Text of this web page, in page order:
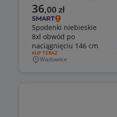
Aktualna cena
36,00 zł
Spodenki niebieskie
8xl obwód po
naciągnięciu 146 cm
RODZAJ OFERTY:
KUP TERAZ
Miejscowość
Wadowice